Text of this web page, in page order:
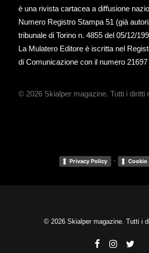
è una rivista cartacea a diffusione
Numero Registro Stampa 51 (già
tribunale di Torino n. 4855 del 05/12/
La Mulatero Editore è iscritta nel
di Comunicazione con il numero 21697
© 2026 Skialper magazine. Tutti i diritti
Privacy Policy - Cookie
© 2026 Skialper magazine. Tutti i